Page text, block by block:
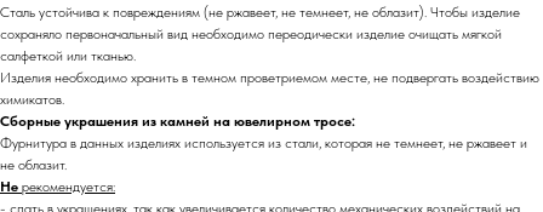
Сталь устойчива к повреждениям (не ржавеет, не темнеет, не облазит). Чтобы изделие
сохраняло первоначальный вид необходимо переодически изделие очищать мягкой
салфеткой или тканью.
Изделия необходимо хранить в темном проветриемом месте, не подвергать воздействию
химикатов.
Сборные украшения из камней на ювелирном тросе:
Фурнитура в данных изделиях используется из стали, которая не темнеет, не ржавеет и
не облазит.
Не рекомендуется:
- спать в украшениях, так как увеличивается количество механических воздействий на